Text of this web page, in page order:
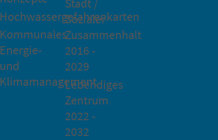
Hochwassergefahrenkarten
Kommunales
Energie-
und
Klimamanagement
Stadt /
Sozialer
Zusammenhalt
2016 -
2029
Lebendiges
Zentrum
2022 -
2032